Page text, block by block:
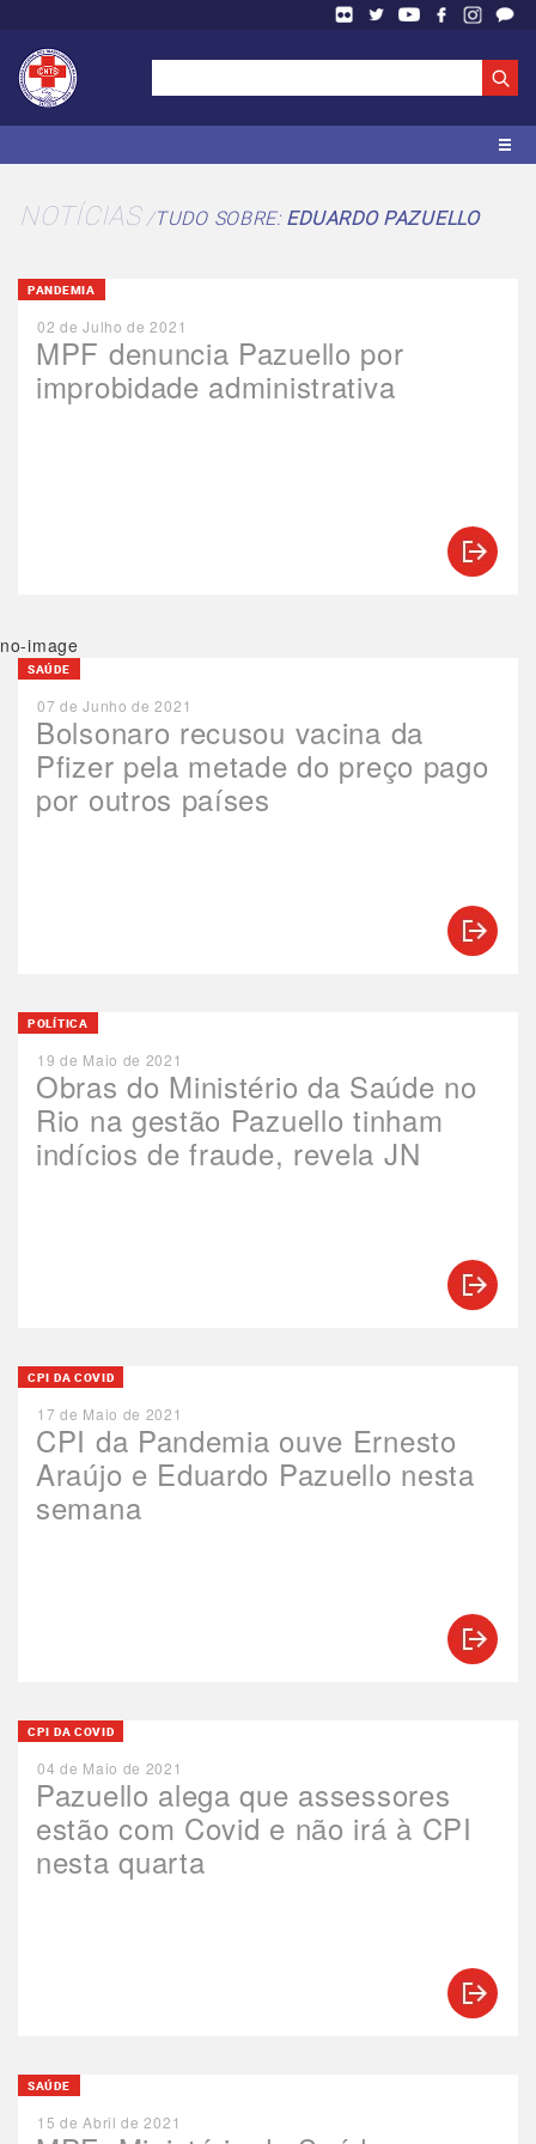
NOTÍCIAS TUDO SOBRE: EDUARDO PAZUELLO
MPF denuncia Pazuello por
improbidade administrativa
PANDEMIA
02 de Julho de 2021
no-image
Bolsonaro recusou vacina da
Pfizer pela metade do preço pago
por outros países
SAÚDE
07 de Junho de 2021
Obras do Ministério da Saúde no
Rio na gestão Pazuello tinham
indícios de fraude, revela JN
POLÍTICA
19 de Maio de 2021
CPI da Pandemia ouve Ernesto
Araújo e Eduardo Pazuello nesta
semana
CPI DA COVID
17 de Maio de 2021
Pazuello alega que assessores
estão com Covid e não irá à CPI
nesta quarta
CPI DA COVID
04 de Maio de 2021
SAÚDE
15 de Abril de 2021